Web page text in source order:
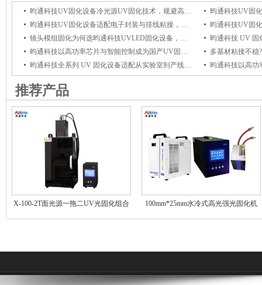
昀通科技UV固化设备冷光源UV固化技术，规避高温影响，保障电子组件品质
昀通科技UV固化设备适配电子封装与排线粘接，冷光源UV固化杜绝高温损伤
镜头模组固化为何选昀通科技UVLED固化设备，它能保障光学粘接牢固与透光稳定
昀通科技以高功率芯片与智能控制成为国产UV固化设备优选品牌
昀通科技全系列 UV 固化设备适配从实验室到产线全场景，赋能产线高效固化
推荐产品
X-100-2T面光源一拖二UV光固化组合 100mm*25mm水冷式高光强光固化机